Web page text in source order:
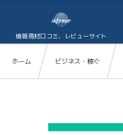
情報商材口コミ、レビューサイト
ホーム ビジネス・稼ぐ